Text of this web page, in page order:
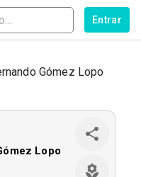
Entrar
Gómez Lopo
Lopo